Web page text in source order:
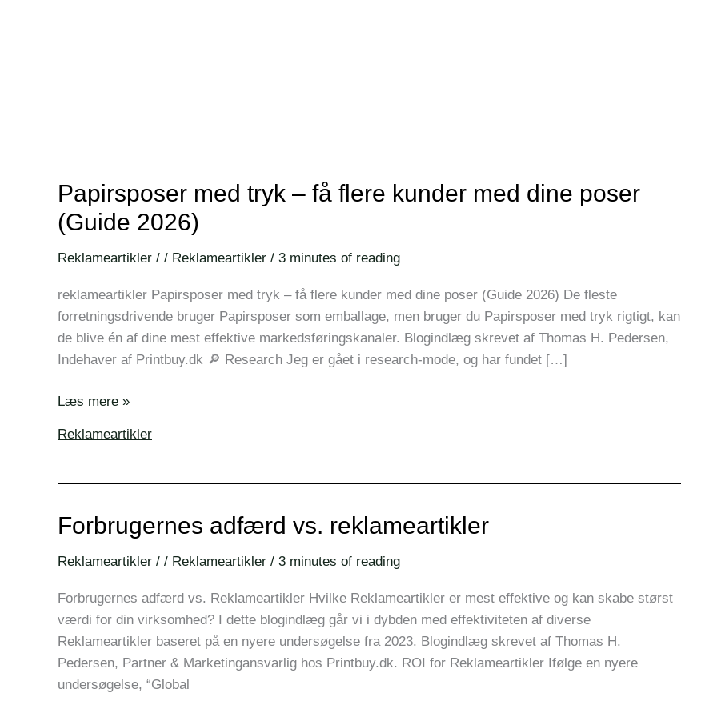
Papirsposer med tryk – få flere kunder med dine poser
(Guide 2026)
Reklameartikler / / Reklameartikler / 3 minutes of reading
reklameartikler Papirsposer med tryk – få flere kunder med dine poser (Guide 2026) De fleste
forretningsdrivende bruger Papirsposer som emballage, men bruger du Papirsposer med tryk rigtigt, kan
de blive én af dine mest effektive markedsføringskanaler. Blogindlæg skrevet af Thomas H. Pedersen,
Indehaver af Printbuy.dk 🔎 Research Jeg er gået i research-mode, og har fundet […]
Læs mere »
Reklameartikler
Forbrugernes adfærd vs. reklameartikler
Reklameartikler / / Reklameartikler / 3 minutes of reading
Forbrugernes adfærd vs. Reklameartikler Hvilke Reklameartikler er mest effektive og kan skabe størst
værdi for din virksomhed? I dette blogindlæg går vi i dybden med effektiviteten af diverse
Reklameartikler baseret på en nyere undersøgelse fra 2023. Blogindlæg skrevet af Thomas H.
Pedersen, Partner & Marketingansvarlig hos Printbuy.dk. ROI for Reklameartikler Ifølge en nyere
undersøgelse, “Global
Forbrugernes
vs.